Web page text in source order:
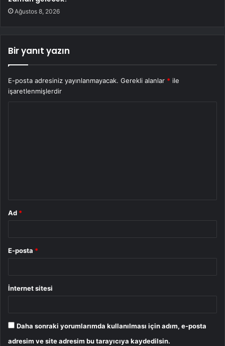
Ağustos 8, 2026
Bir yanıt yazın
E-posta adresiniz yayınlanmayacak. Gerekli alanlar * ile
işaretlenmişlerdir
Ad *
E-posta *
İnternet sitesi
Daha sonraki yorumlarımda kullanılması için adım, e-posta
adresim ve site adresim bu tarayıcıya kaydedilsin.